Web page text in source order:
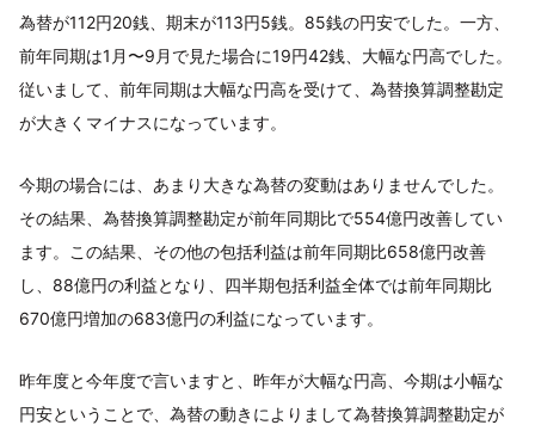
為替が112円20銭、期末が113円5銭。85銭の円安でした。一方、
前年同期は1月〜9月で見た場合に19円42銭、大幅な円高でした。
従いまして、前年同期は大幅な円高を受けて、為替換算調整勘定
が大きくマイナスになっています。
今期の場合には、あまり大きな為替の変動はありませんでした。
その結果、為替換算調整勘定が前年同期比で554億円改善してい
ます。この結果、その他の包括利益は前年同期比658億円改善
し、88億円の利益となり、四半期包括利益全体では前年同期比
670億円増加の683億円の利益になっています。
昨年度と今年度で言いますと、昨年が大幅な円高、今期は小幅な
円安ということで、為替の動きによりまして為替換算調整勘定が